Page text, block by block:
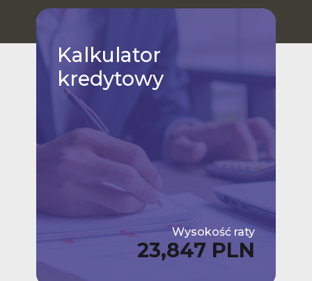
Kalkulator
kredytowy
Wysokość raty
23,847 PLN